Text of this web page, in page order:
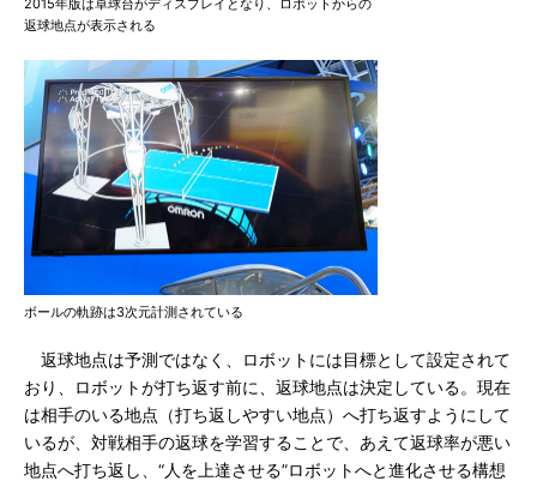
2015年版は卓球台がディスプレイとなり、ロボットからの
返球地点が表示される
ボールの軌跡は3次元計測されている
返球地点は予測ではなく、ロボットには目標として設定されて
おり、ロボットが打ち返す前に、返球地点は決定している。現在
は相手のいる地点（打ち返しやすい地点）へ打ち返すようにして
いるが、対戦相手の返球を学習することで、あえて返球率が悪い
地点へ打ち返し、“人を上達させる”ロボットへと進化させる構想